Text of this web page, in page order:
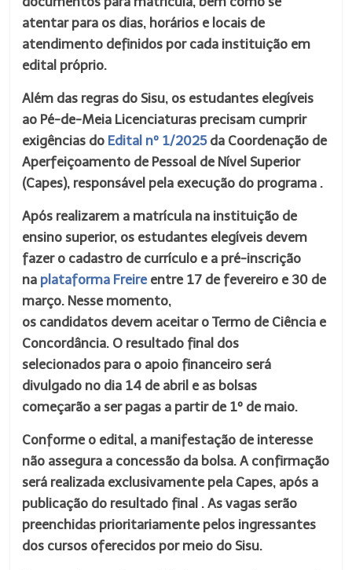
atentar para os dias, horários e locais de
atendimento definidos por cada instituição em
edital próprio.
Além das regras do Sisu, os estudantes elegíveis
ao Pé-de-Meia Licenciaturas precisam cumprir
exigências do Edital nº 1/2025 da Coordenação de
Aperfeiçoamento de Pessoal de Nível Superior
(Capes), responsável pela execução do programa .
Após realizarem a matrícula na instituição de
ensino superior, os estudantes elegíveis devem
fazer o cadastro de currículo e a pré-inscrição
na plataforma Freire entre 17 de fevereiro e 30 de
março. Nesse momento,
os candidatos devem aceitar o Termo de Ciência e
Concordância. O resultado final dos
selecionados para o apoio financeiro será
divulgado no dia 14 de abril e as bolsas
começarão a ser pagas a partir de 1º de maio.
Conforme o edital, a manifestação de interesse
não assegura a concessão da bolsa. A confirmação
será realizada exclusivamente pela Capes, após a
publicação do resultado final . As vagas serão
preenchidas prioritariamente pelos ingressantes
dos cursos oferecidos por meio do Sisu.